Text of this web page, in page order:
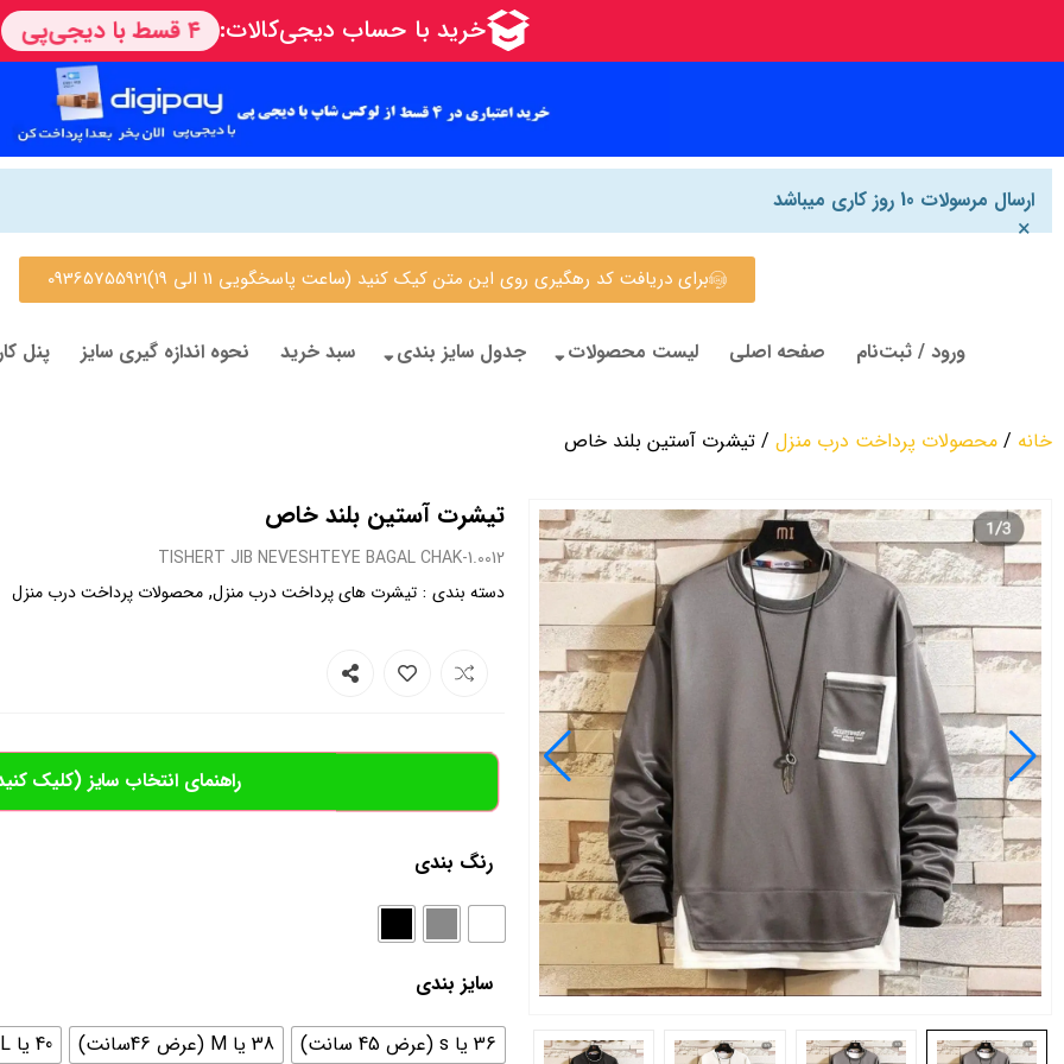
ارسال مرسولات 10 روز کاری میباشد
×
برای دریافت کد رهگیری روی این متن کیک کنید (ساعت پاسخگویی 11 الی 19)09365755921
ورود / ثبت‌نام صفحه اصلی لیست محصولات جدول سایز بندی سبد خرید نحوه اندازه گیری سایز پنل
خانه / محصولات پرداخت درب منزل / تیشرت آستین بلند خاص
تیشرت آستین بلند خاص
0012.TISHERT JIB NEVESHTEYE BAGAL CHAK-1
دسته بندی : تیشرت های پرداخت درب منزل, محصولات پرداخت درب منزل
راهنمای انتخاب سایز (کلیک
رنگ بندی
سایز بندی
36 یا s (عرض 45 سانت) 38 یا M (عرض 46سانت) 40 یا L (عرض 48 سانت)